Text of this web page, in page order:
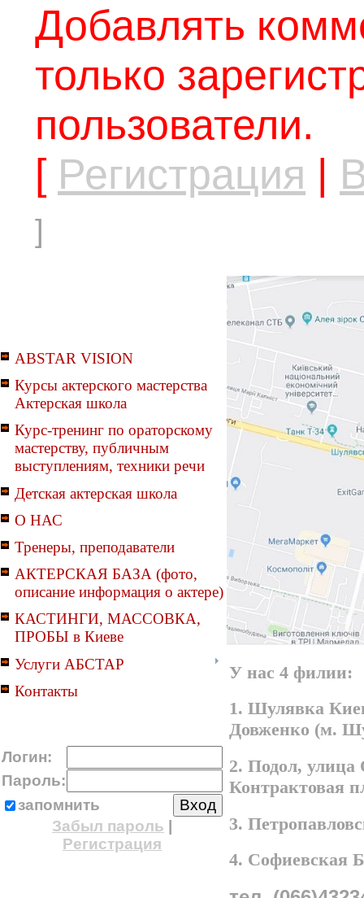
Добавлять
только
пользователи.
[ Регистрация |
]
ABSTAR VISION
Курсы актерского мастерства
Актерская школа
Курс-тренинг по ораторскому
мастерству, публичным
выступлениям, техники речи
Детская актерская школа
О НАС
Тренеры, преподаватели
АКТЕРСКАЯ БАЗА (фото,
описание информация о актере)
КАСТИНГИ, МАССОВКА,
ПРОБЫ в Киеве
Услуги АБСТАР
Контакты
Логин:
Пароль:
запомнить
Забыл пароль
Регистрация
У нас 4 филии:
1. Шулявка
Довженко (м.
2. Подол,
Контрактовая
3.
4. Софиевская